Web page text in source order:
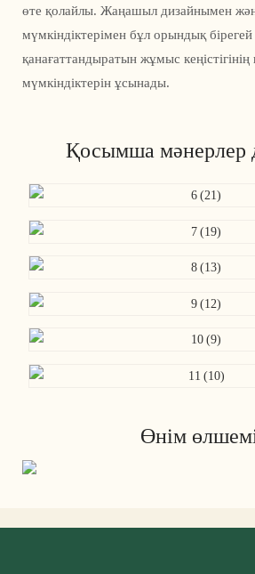
өте қолайлы. Жаңашыл дизайнымен
мүмкіндіктерімен бұл орындық
қанағаттандыратын жұмыс кеңістігінің
мүмкіндіктерін ұсынады.
Қосымша мәнерлер
Өнім